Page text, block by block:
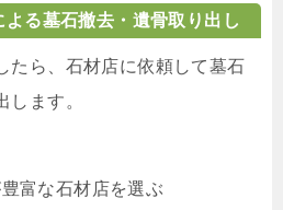
る墓石撤去・遺骨取り出し
たら、石材店に依頼して墓石
します。
富な石材店を選ぶ